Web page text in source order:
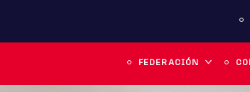
FEDERACIÓN